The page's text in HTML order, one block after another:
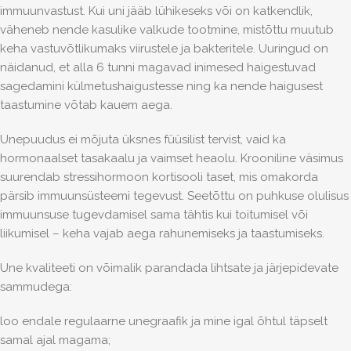
immuunvastust. Kui uni jääb lühikeseks või on katkendlik,
väheneb nende kasulike valkude tootmine, mistõttu muutub
keha vastuvõtlikumaks viirustele ja bakteritele. Uuringud on
näidanud, et alla 6 tunni magavad inimesed haigestuvad
sagedamini külmetushaigustesse ning ka nende haigusest
taastumine võtab kauem aega.
Unepuudus ei mõjuta üksnes füüsilist tervist, vaid ka
hormonaalset tasakaalu ja vaimset heaolu. Krooniline väsimus
suurendab stressihormoon kortisooli taset, mis omakorda
pärsib immuunsüsteemi tegevust. Seetõttu on puhkuse olulisus
immuunsuse tugevdamisel sama tähtis kui toitumisel või
liikumisel – keha vajab aega rahunemiseks ja taastumiseks.
Une kvaliteeti on võimalik parandada lihtsate ja järjepidevate
sammudega:
loo endale regulaarne unegraafik ja mine igal õhtul täpselt
samal ajal magama;